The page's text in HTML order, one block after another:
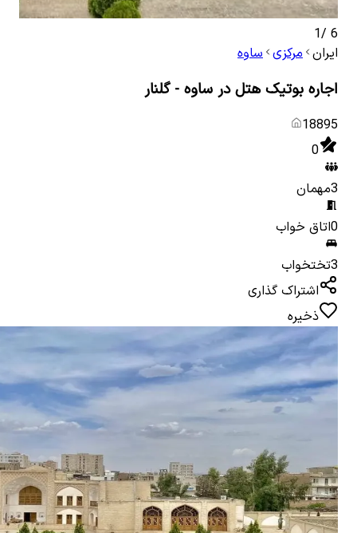
6
/
1
ایران مرکزی ساوه
اجاره بوتیک هتل در ساوه - گلنار
18895
0
3مهمان
0اتاق خواب
3تختخواب
اشتراک گذاری
ذخیره